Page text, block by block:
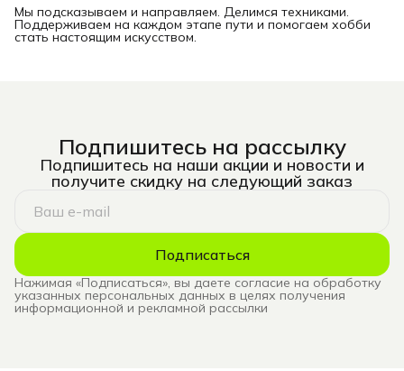
Мы подсказываем и направляем. Делимся техниками.
Поддерживаем на каждом этапе пути и помогаем хобби
стать настоящим искусством.
Подпишитесь на рассылку
Подпишитесь на наши акции и новости и
получите скидку на следующий заказ
Подписаться
Нажимая «Подписаться», вы даете согласие на обработку
указанных персональных данных в целях получения
информационной и рекламной рассылки